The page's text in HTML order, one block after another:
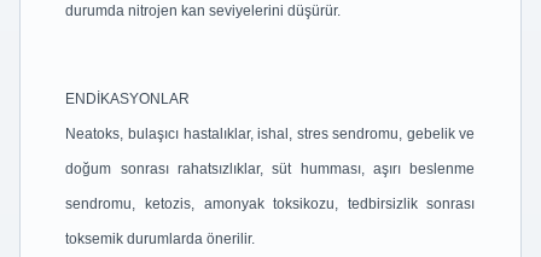
durumda nitrojen kan seviyelerini düşürür.
ENDİKASYONLAR
Neatoks, bulaşıcı hastalıklar, ishal, stres sendromu, gebelik ve
doğum sonrası rahatsızlıklar, süt humması, aşırı beslenme
sendromu, ketozis, amonyak toksikozu, tedbirsizlik sonrası
toksemik durumlarda önerilir.